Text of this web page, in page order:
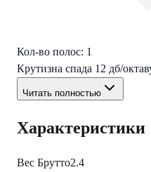
Неодимовый магнит с
Кол-во полос: 1
Крутизна спада 12 дб/
Читать полностью
Характеристики
Вес Брутто2.4